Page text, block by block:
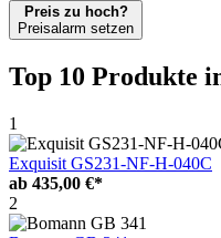
Preis zu hoch?
Preisalarm setzen
Top 10 Produkte
1
Exquisit GS231-NF-H-040C
ab 435,00 €*
2